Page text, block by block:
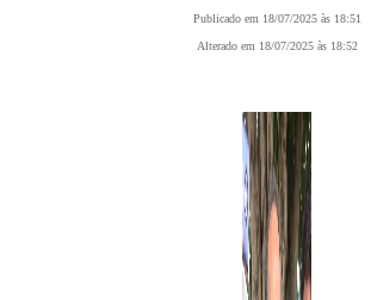
Publicado em 18/07/2025 às 18:51
Alterado em 18/07/2025 às 18:52